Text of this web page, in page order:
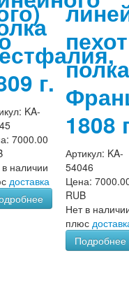
г.
KA-
7000.00
наличии
доставка
1808
Артикул: KA-
54046
Цена:
RUB
Нет в
плюс
Подробнее